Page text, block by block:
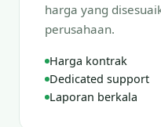
harga yang
perusahaan.
Harga kontrak
Dedicated support
Laporan berkala